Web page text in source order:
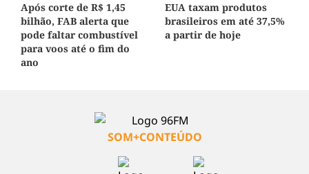
Após corte de R$ 1,45
bilhão, FAB alerta que
pode faltar combustível
para voos até o fim do
ano
EUA taxam produtos
brasileiros em até 37,5%
a partir de hoje
SOM+CONTEÚDO